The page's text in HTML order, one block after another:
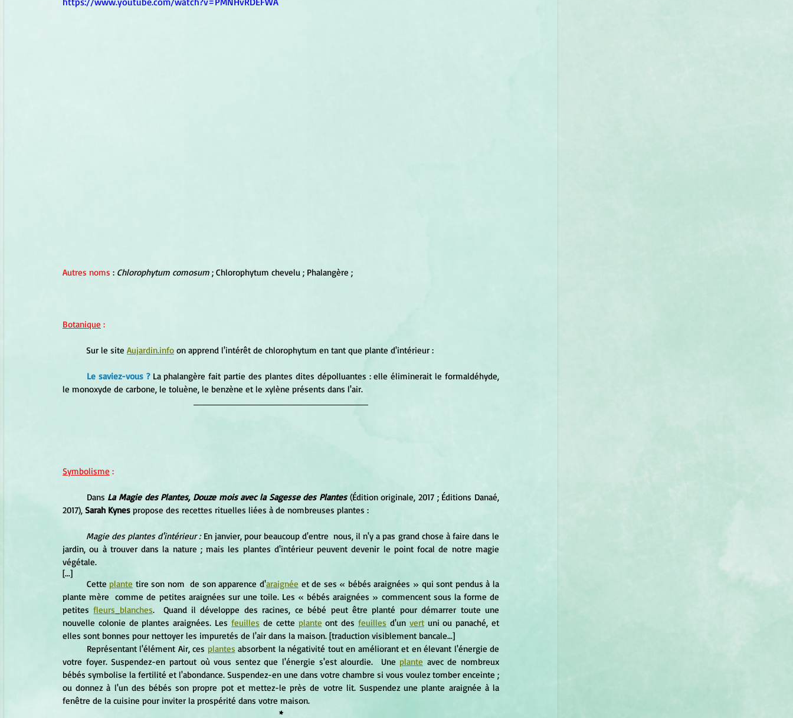
Autres noms : Chlorophytum comosum ; Chlorophytum chevelu ; Phalangère ;
Botanique :
	Sur le site
Aujardin.info on apprend l'intérêt de chlorophytum en tant que plante d'intérieur :
Le saviez-vous ? La phalangère fait partie des plantes dites dépolluantes : elle éliminerait le formaldéhyde,
le monoxyde de carbone, le toluène, le benzène et le xylène présents dans l'air.
Symbolisme :
	Dans
La Magie des Plantes, Douze mois avec la Sagesse des Plantes (Édition originale, 2017 ; Éditions Danaé,
2017), Sarah Kynes propose des recettes rituelles liées à de nombreuses plantes :
Magie des plantes d'intérieur : En janvier, pour beaucoup d'entre  nous, il n'y a pas grand chose à faire dans le
jardin, ou à trouver dans la nature ; mais les plantes d'intérieur peuvent devenir le point focal de notre magie
végétale.
[...]
	Cette
plante tire son nom  de son apparence d'araignée et de ses « bébés araignées » qui sont pendus à la
plante mère  comme de petites araignées sur une toile. Les « bébés araignées » commencent sous la forme de
petites fleurs blanches.  Quand il développe des racines, ce bébé peut être planté pour démarrer toute une
nouvelle colonie de plantes araignées. Les feuilles de cette plante ont des feuilles d'un vert uni ou panaché, et
elles sont bonnes pour nettoyer les impuretés de l'air dans la maison. [traduction visiblement bancale...]
	Représentant l'élément Air, ces
plantes absorbent la négativité tout en améliorant et en élevant l'énergie de
votre foyer. Suspendez-en partout où vous sentez que l'énergie s'est alourdie.  Une plante avec de nombreux
bébés symbolise la fertilité et l'abondance. Suspendez-en une dans votre chambre si vous voulez tomber enceinte ;
ou donnez à l'un des bébés son propre pot et mettez-le près de votre lit. Suspendez une plante araignée à la
fenêtre de la cuisine pour inviter la prospérité dans votre maison.
*